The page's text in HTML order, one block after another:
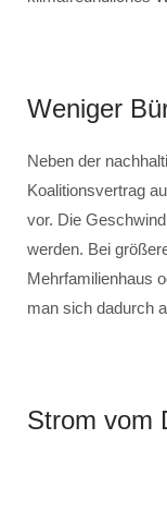
Weniger
Neben der
Koalitionsvertrag
vor. Die
werden. Bei
Mehrfamilienhaus
man sich dadurch
Strom vom